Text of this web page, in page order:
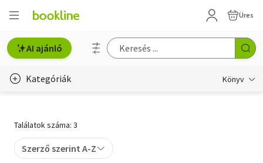
Üres
AI ajánló
Kategóriák Könyv
Gyermek- és ifjúsági
Találatok száma: 3
Szerző szerint A-Z